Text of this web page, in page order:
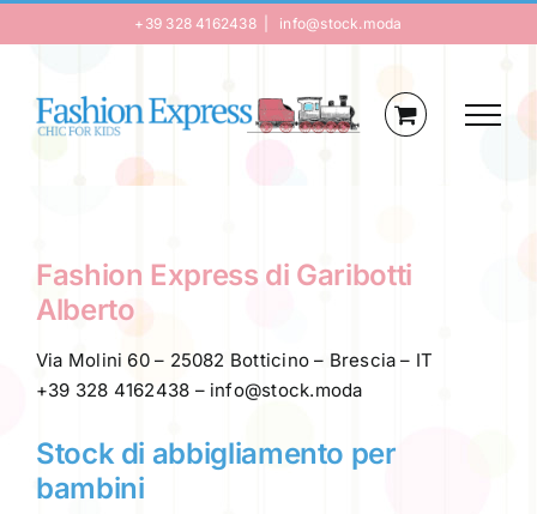
al
+39 328 4162438 info@stock.moda
Fashion Express di Garibotti
Alberto
Via Molini 60 – 25082 Botticino – Brescia – IT
+39 328 4162438 – info@stock.moda
Stock di abbigliamento per
bambini